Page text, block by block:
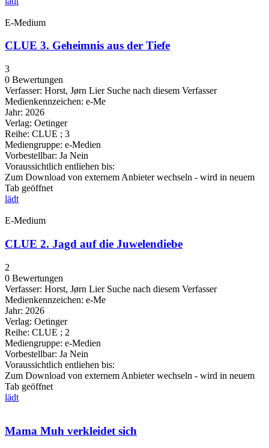
E-Medium
CLUE 3. Geheimnis aus der Tiefe
3
0 Bewertungen
Verfasser: Horst, Jørn Lier Suche nach diesem Verfasser
Medienkennzeichen: e-Me
Jahr: 2026
Verlag: Oetinger
Reihe: CLUE ; 3
Mediengruppe: e-Medien
Vorbestellbar: Ja Nein
Voraussichtlich entliehen bis:
Zum Download von externem Anbieter wechseln - wird in neuem
Tab geöffnet
lädt
E-Medium
CLUE 2. Jagd auf die Juwelendiebe
2
0 Bewertungen
Verfasser: Horst, Jørn Lier Suche nach diesem Verfasser
Medienkennzeichen: e-Me
Jahr: 2026
Verlag: Oetinger
Reihe: CLUE ; 2
Mediengruppe: e-Medien
Vorbestellbar: Ja Nein
Voraussichtlich entliehen bis:
Zum Download von externem Anbieter wechseln - wird in neuem
Tab geöffnet
lädt
Mama Muh verkleidet sich